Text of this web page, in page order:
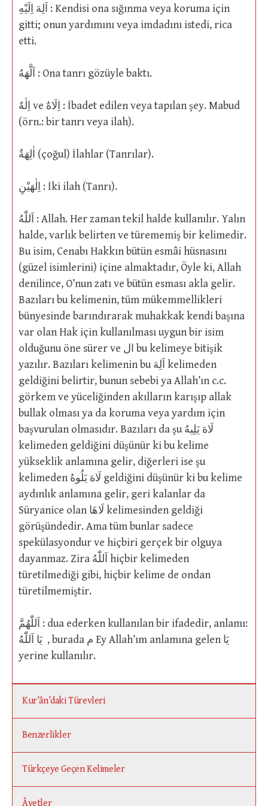
اَلِهَ اِلَيْهِ : Kendisi ona sığınma veya koruma için
gitti; onun yardımını veya imdadını istedi, rica
etti.
اَلَّهَهُ : Ona tanrı gözüyle baktı.
اِلٰهٌ ve اِلَاهٌ : İbadet edilen veya tapılan şey. Mabud
(örn.: bir tanrı veya ilah).
اٰلِهَةٌ (çoğul) İlahlar (Tanrılar).
اِلٰهَيْنِ : İki ilah (Tanrı).
اَللّٰهُ : Allah. Her zaman tekil halde kullanılır. Yalın
halde, varlık belirten ve türememiş bir kelimedir.
Bu isim, Cenabı Hakkın bütün esmâi hüsnasını
(güzel isimlerini) içine almaktadır, Öyle ki, Allah
denilince, O’nun zatı ve bütün esması akla gelir.
Bazıları bu kelimenin, tüm mükemmellikleri
bünyesinde barındırarak muhakkak kendi başına
var olan Hak için kullanılması uygun bir isim
olduğunu öne sürer ve ال bu kelimeye bitişik
yazılır. Bazıları kelimenin bu اَلِهَ kelimeden
geldiğini belirtir, bunun sebebi ya Allah’ın c.c.
görkem ve yüceliğinden akılların karışıp allak
bullak olması ya da koruma veya yardım için
başvurulan olmasıdır. Bazıları da şu لَاهَ يَلِيهُ
kelimeden geldiğini düşünür ki bu kelime
yükseklik anlamına gelir, diğerleri ise şu
kelimeden لَاهَ يَلُوهُ geldiğini düşünür ki bu kelime
aydınlık anlamına gelir, geri kalanlar da
Süryanice olan لَاهَا kelimesinden geldiği
görüşündedir. Ama tüm bunlar sadece
spekülasyondur ve hiçbiri gerçek bir olguya
dayanmaz. Zira اَللّٰهُ hiçbir kelimeden
türetilmediği gibi, hiçbir kelime de ondan
türetilmemiştir.
اَللّٰهُمَّ : dua ederken kullanılan bir ifadedir, anlamı:
يَا اَللّٰهُ , burada م Ey Allah’ım anlamına gelen يَا
yerine kullanılır.
Kur’ân’daki Türevleri
Benzerlikler
Türkçeye Geçen Kelimeler
Âyetler